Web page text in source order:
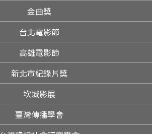
金曲獎
台北電影節
高雄電影節
新北市紀錄片獎
坎城影展
臺灣傳播學會